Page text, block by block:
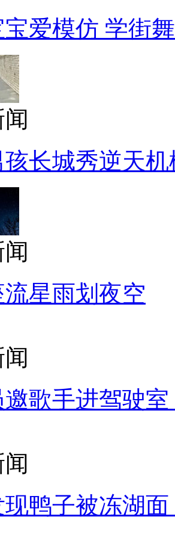
爱模仿 学街
长城秀逆天机
星雨划夜空
歌手进驾驶
现鸭子被冻湖